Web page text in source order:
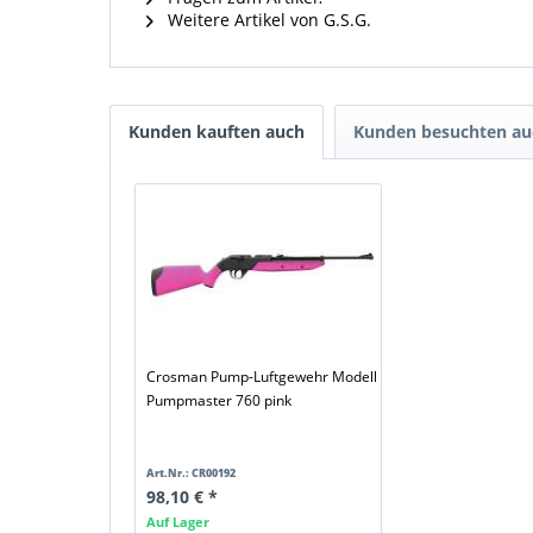
Weitere Artikel von G.S.G.
Kunden kauften auch Kunden besuchten
Crosman Pump-Luftgewehr Modell
Pumpmaster 760 pink
Art.Nr.: CR00192
98,10 € *
Auf Lager